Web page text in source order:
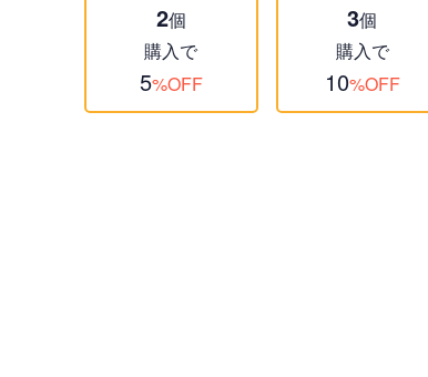
2個
購入で
5%OFF
3個
購入で
10%OFF